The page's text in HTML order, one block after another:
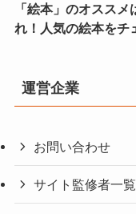
「絵本」のオススメ
れ！人気の絵本をチ
運営企業
お問い合わせ
サイト監修者一覧